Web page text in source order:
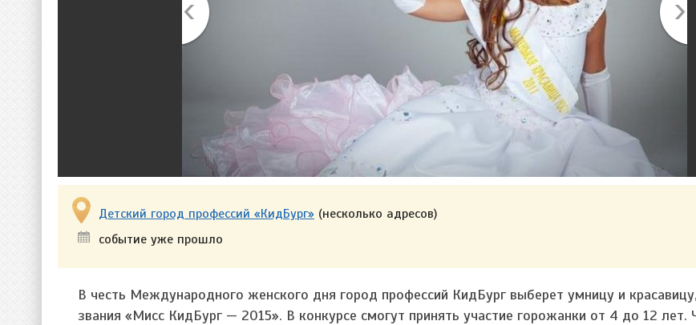
Детский город профессий «КидБург» (несколько адресов)
событие уже прошло
В честь Международного женского дня город профессий КидБург выберет умницу и
звания «Мисс КидБург — 2015». В конкурсе смогут принять участие горожанки от 4 до 12 лет.